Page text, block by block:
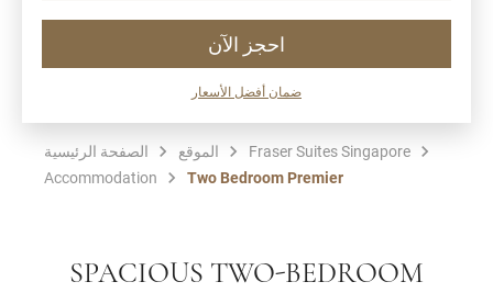
احجز الآن
ضمان أفضل الأسعار
الصفحة الرئيسية الموقع
Fraser Suites Singapore
Accommodation
Two Bedroom Premier
SPACIOUS TWO-BEDROOM